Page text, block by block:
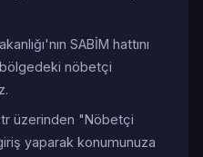
SABİM hattını
nöbetçi
üzerinden "Nöbetçi
yaparak konumunuza